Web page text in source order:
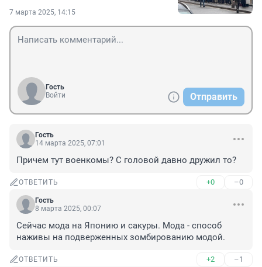
7 марта 2025, 14:15
Гость
Войти
Отправить
Гость
14 марта 2025, 07:01
Причем тут военкомы? С головой давно дружил то?
ОТВЕТИТЬ +0 –0
Гость
8 марта 2025, 00:07
Сейчас мода на Японию и сакуры. Мода - способ
наживы на подверженных зомбированию модой.
ОТВЕТИТЬ +2 –1